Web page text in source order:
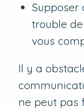
Supposer
trouble
vous
Il y a
ne peut pas